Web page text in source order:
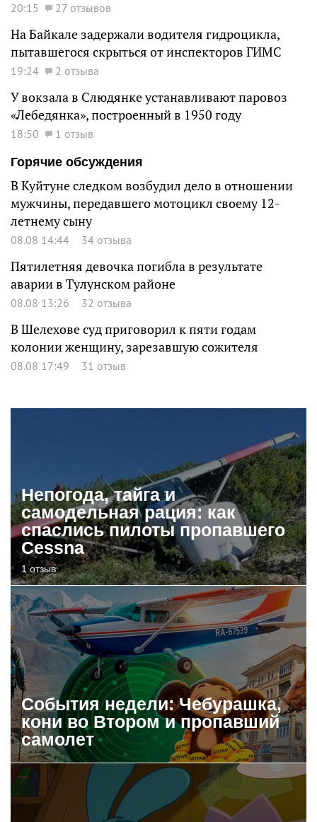
20:15 27 отзывов
На Байкале задержали водителя гидроцикла,
пытавшегося скрыться от инспекторов ГИМС
19:24 2 отзыва
У вокзала в Слюдянке устанавливают паровоз
«Лебедянка», построенный в 1950 году
18:50
1 отзыв
Горячие обсуждения
В Куйтуне следком возбудил дело в отношении
мужчины, передавшего мотоцикл своему 12-
летнему сыну
08.08 14:44 34 отзыва
Пятилетняя девочка погибла в результате
аварии в Тулунском районе
08.08 13:26 32 отзыва
В Шелехове суд приговорил к пяти годам
колонии женщину, зарезавшую сожителя
08.08 17:49 31 отзыв
Непогода, тайга и
самодельная рация: как
спаслись пилоты пропавшего
Cessna
1 отзыв
События недели: Чебурашка,
кони во Втором и пропавший
самолет